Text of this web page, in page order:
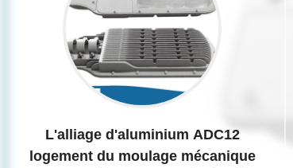
L'alliage d'aluminium ADC12
logement du moulage mécanique